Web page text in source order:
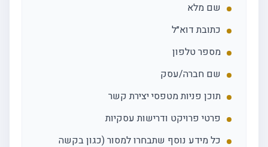
שם מלא
כתובת דוא״ל
מספר טלפון
שם חברה/עסק
תוכן פניות מטפסי יצירת קשר
פרטי פרויקט ודרישות עסקיות
כל מידע נוסף שתבחרו למסור (כגון בקשה